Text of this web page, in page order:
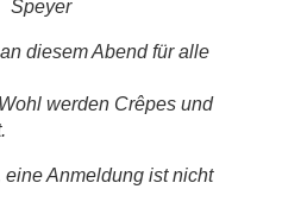
Speyer
diesem Abend für alle
werden Crêpes und
eine Anmeldung ist nicht